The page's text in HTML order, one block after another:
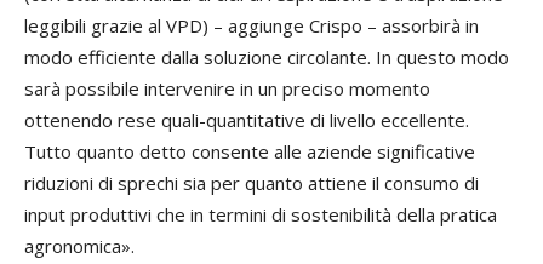
leggibili grazie al VPD) – aggiunge Crispo – assorbirà in
modo efficiente dalla soluzione circolante. In questo modo
sarà possibile intervenire in un preciso momento
ottenendo rese quali-quantitative di livello eccellente.
Tutto quanto detto consente alle aziende significative
riduzioni di sprechi sia per quanto attiene il consumo di
input produttivi che in termini di sostenibilità della pratica
agronomica».